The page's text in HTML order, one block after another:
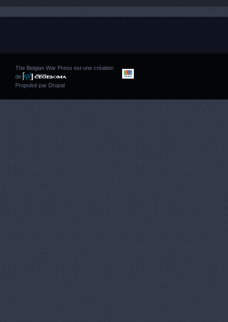
The Belgian War Press est une création
de
Propulsé par Drupal